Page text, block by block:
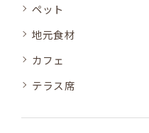
ペット
地元食材
カフェ
テラス席